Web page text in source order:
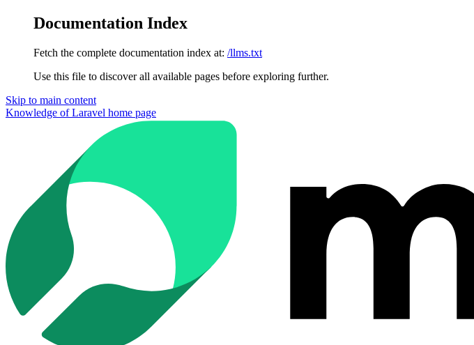
Documentation Index
Fetch the complete documentation index at: /llms.txt
Use this file to discover all available pages before exploring further.
Skip to main content
Knowledge of Laravel home page